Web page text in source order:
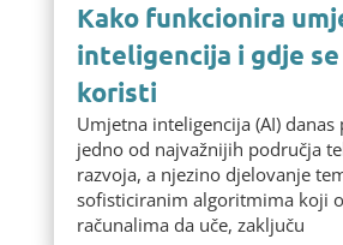
Kako funkcionira
inteligencija i gdje se
koristi
Umjetna inteligencija (AI) danas
jedno od najvažnijih područja
razvoja, a njezino djelovanje
sofisticiranim algoritmima koji
računalima da uče, zaključu